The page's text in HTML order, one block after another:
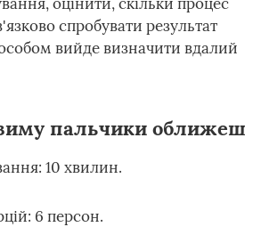
спробувати результат
вийде визначити вдалий
пальчики оближеш
10 хвилин.
6 персон.